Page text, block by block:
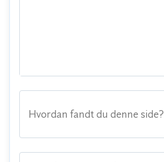
Hvordan fandt du denne side?